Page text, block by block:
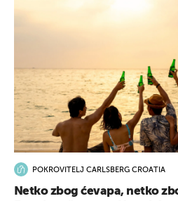
POKROVITELJ CARLSBERG CROATIA
Netko zbog ćevapa, netko